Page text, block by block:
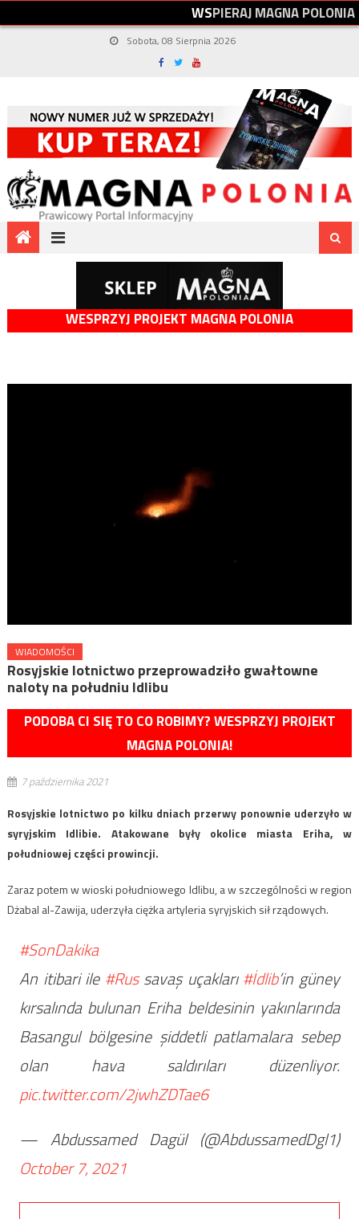
WSPIERAJMAGNAPOLONIA
Sobota, 08 Sierpnia 2026
WESPRZYJ PROJEKT MAGNA POLONIA
WIADOMOŚCI
Rosyjskie lotnictwo przeprowadziło gwałtowne
naloty na południu Idlibu
PODOBA CI SIĘ TO CO ROBIMY? WESPRZYJ PROJEKT
MAGNA POLONIA!
7 października 2021
Rosyjskie lotnictwo po kilku dniach przerwy ponownie uderzyło w
syryjskim Idlibie. Atakowane były okolice miasta Eriha, w
południowej części prowincji.
Zaraz potem w wioski południowego Idlibu, a w szczególności w region
Dżabal al-Zawija, uderzyła ciężka artyleria syryjskich sił rządowych.
#SonDakika
An itibari ile #Russavaş uçakları#İdlib’in güney
kırsalında bulunan Eriha beldesinin yakınlarında
Basangul bölgesine şiddetli patlamalara sebep
olan hava saldırıları düzenliyor.
pic.twitter.com/2jwhZDTae6
— Abdussamed Dagül (@AbdussamedDgl1)
October 7, 2021